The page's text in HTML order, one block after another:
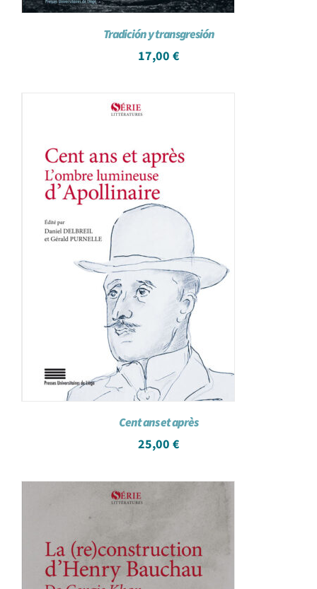
Tradición y transgresión
17,00 €
Cent ans et après
25,00 €